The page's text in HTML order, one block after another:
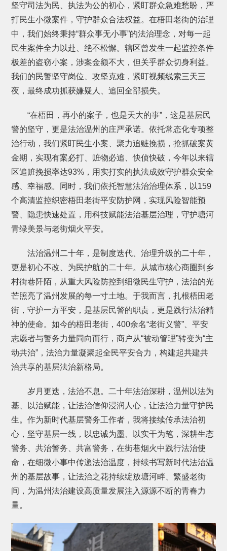
坚守司法为民、执法为公的初心，紧盯群众急难愁盼，严
打民生小微案件，守护群众合法权益。在梧田老街的治理
中，我们始终秉持“群众事无小事”的法治理念，对每一起
民生案件全力以赴、绝不松懈。辖区曾发生一起监控条件
极差的盗窃小案，涉案金额不大，但关乎群众切身利益。
我们的民警坚守岗位、攻坚克难，紧盯视频线索三天三
夜，最终成功抓获嫌疑人、追回全部损失。
“在梧田，再小的案子，也是天大的事”，这是基层民
警的坚守，更是法治温州的庄严承诺。依托常态化专项整
治行动，我们紧盯民生小案、聚力追赃挽损，抢抓破案黄
金期，实现有案必打、赃物必追、快侦快破，今年以来辖
区追赃挽损率达93%，用实打实的执法成效守护群众安全
感、幸福感。同时，我们依托智慧法治治理体系，以159
个高清监控织密梧田老街平安防护网，实现风险智能预
警、隐患快速处置，用科技赋能法治基层治理，守护塘河
青绿美景与老街烟火平安。
法治温州二十年，是制度迭代、治理升级的二十年，
更是初心不改、为民护航的二十年。从城市核心商圈到乡
村街巷阡陌，从重大风险防控到细微民生守护，法治的光
芒照亮了温州发展的每一寸土地。于我而言，扎根梧田老
街，守护一方平安，是基层民警的职责，更是践行法治精
神的使命。如今的梧田老街，400余名“老街义警”、平安
志愿者与警务力量同向而行，商户从“被动管理”转变为“主
动共治”，法治力量凝聚起全民平安合力，构建起共建共
治共享的基层法治新格局。
岁月更迭，法治不息。二十年法治深耕，温州以法为
基、以治赋能，让法治信仰浸润人心，让法治力量守护民
生。作为新时代基层警务工作者，我将接续传承法治初
心，坚守基层一线，以忠诚为墨、以实干为笔，深耕生态
警务、共治警务、共富警务，在街巷烟火中践行法治使
命，在细微小事中传递法治温度，持续书写新时代法治温
州的基层故事，让法治之花持续绽放塘河畔、繁盛老街
间，为温州法治建设高质量发展注入源源不断的青春力
量。